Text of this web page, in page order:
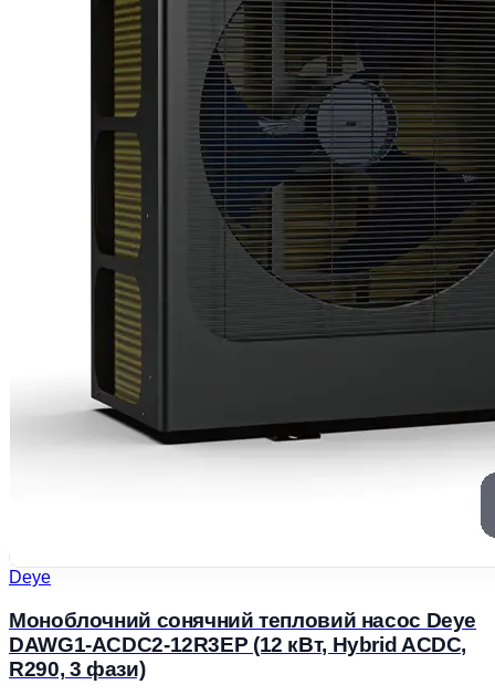
Deye
Моноблочний сонячний тепловий насос Deye
DAWG1-ACDC2-12R3EP (12 кВт, Hybrid ACDC,
R290, 3 фази)